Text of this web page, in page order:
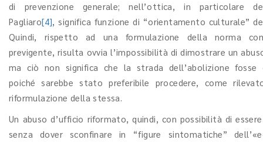
di prevenzione generale; nell’ottica, in particolare
Pagliaro[4], significa funzione di “orientamento culturale”
Quindi, rispetto ad una formulazione della norma
previgente, risulta ovvia l’impossibilità di dimostrare un
ma ciò non significa che la strada dell’abolizione fosse
poiché sarebbe stato preferibile procedere, come
riformulazione della stessa.
Un abuso d’ufficio riformato, quindi, con possibilità di
senza dover sconfinare in “figure sintomatiche”